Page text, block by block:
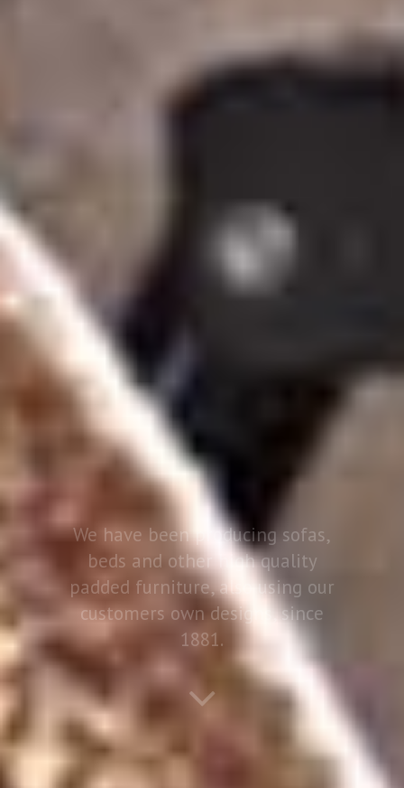
We have been producing sofas,
beds and other high quality
padded furniture, also using our
customers own designs, since
1881.